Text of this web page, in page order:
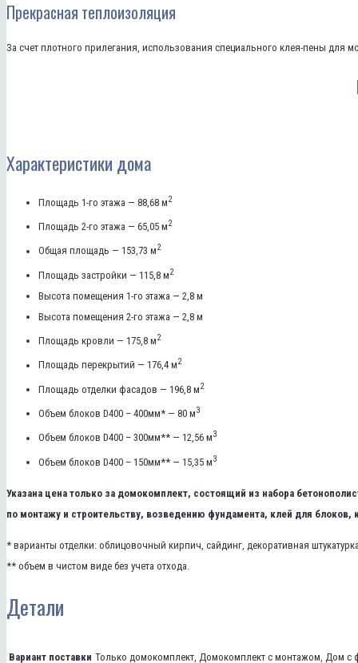
Прекрасная теплоизоляция
За счет плотного прилегания, использования специального клея-пены для
Характеристики дома
Площадь 1-го этажа — 88,68 м2
Площадь 2-го этажа — 65,05 м2
Общая площадь — 153,73 м2
Площадь застройки — 115,8 м2
Высота помещения 1-го этажа — 2,8 м
Высота помещения 2-го этажа — 2,8 м
Площадь кровли — 175,8 м2
Площадь перекрытий — 176,4 м2
Площадь отделки фасадов — 196,8 м2
Объем блоков D400 – 400мм* — 80 м3
Объем блоков D400 – 300мм** — 12,56 м3
Объем блоков D400 – 150мм** — 15,35 м3
Указана цена только за домокомплект, состоящий из набора
по монтажу и строительству, возведению фундамента, клей для блоков,
* варианты отделки: облицовочный кирпич, сайдинг, декоративная
** объем в чистом виде без учета отхода.
Детали
Вариант поставки Только домокомплект, Домокомплект с монтажом, Дом с